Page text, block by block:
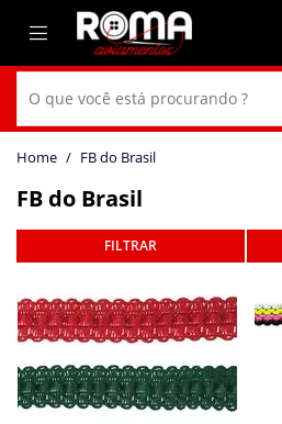
FB do Brasil
FB do Brasil